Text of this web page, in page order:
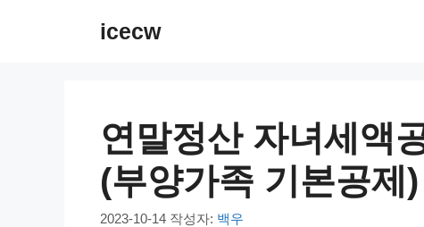
icecw
연말정산 자녀세액
(부양가족 기본공제)
2023-10-14 작성자: 백우